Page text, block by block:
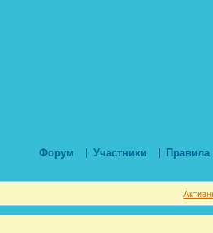
Форум Участники Правила